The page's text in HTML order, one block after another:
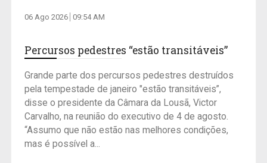
06 Ago 2026 09:54 AM
Percursos pedestres “estão transitáveis”
Grande parte dos percursos pedestres destruídos
pela tempestade de janeiro "estão transitáveis”,
disse o presidente da Câmara da Lousã, Victor
Carvalho, na reunião do executivo de 4 de agosto.
“Assumo que não estão nas melhores condições,
mas é possível a...